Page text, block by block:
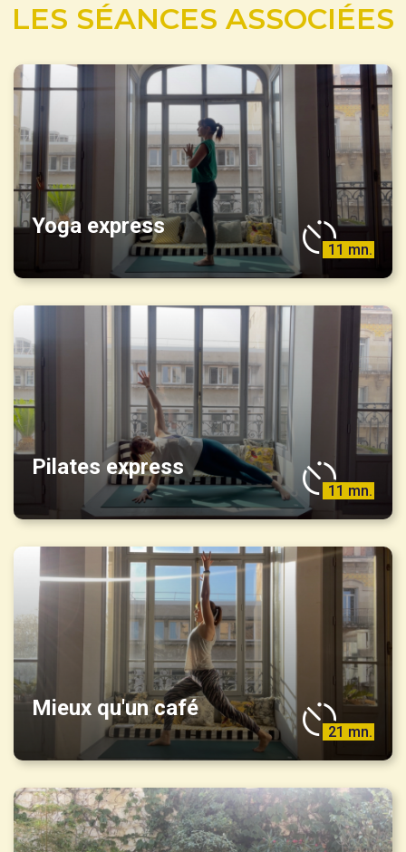
LES SÉANCES ASSOCIÉES
Yoga express
11 mn.
Pilates express
11 mn.
Mieux qu'un café
21 mn.